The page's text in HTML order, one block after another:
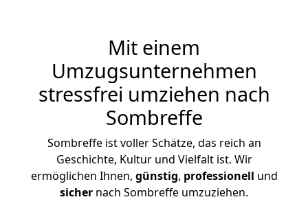
Mit einem
Umzugsunternehmen
stressfrei umziehen nach
Sombreffe
Sombreffe ist voller Schätze, das reich an
Geschichte, Kultur und Vielfalt ist. Wir
ermöglichen Ihnen, günstig, professionell und
sicher nach Sombreffe umzuziehen.